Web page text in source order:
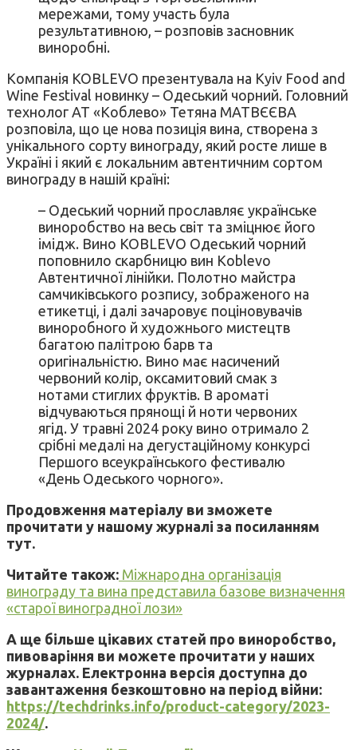
мережами, тому участь була
результативною, – розповів засновник
виноробні.
Компанія KOBLEVO презентувала на Kyiv Food and
Wine Festival новинку – Одеський чорний. Головний
технолог АТ «Коблево» Тетяна МАТВЄЄВА
розповіла, що це нова позиція вина, створена з
унікального сорту винограду, який росте лише в
Україні і який є локальним автентичним сортом
винограду в нашій країні:
– Одеський чорний прославляє українське
виноробство на весь світ та зміцнює його
імідж. Вино KOBLEVO Одеський чорний
поповнило скарбницю вин Koblevo
Автентичної лінійки. Полотно майстра
самчиківського розпису, зображеного на
етикетці, і далі зачаровує поціновувачів
виноробного й художнього мистецтв
багатою палітрою барв та
оригінальністю. Вино має насичений
червоний колір, оксамитовий смак з
нотами стиглих фруктів. В ароматі
відчуваються прянощі й ноти червоних
ягід. У травні 2024 року вино отримало 2
срібні медалі на дегустаційному конкурсі
Першого всеукраїнського фестивалю
«День Одеського чорного».
Продовження матеріалу ви зможете
прочитати у нашому журналі за посиланням
тут.
Читайте також: Міжнародна організація
винограду та вина представила базове визначення
«старої виноградної лози»
А ще більше цікавих статей про виноробство,
пивоваріння ви можете прочитати у наших
журналах. Електронна версія доступна до
завантаження безкоштовно на період війни:
https://techdrinks.info/product-category/2023-
2024/.